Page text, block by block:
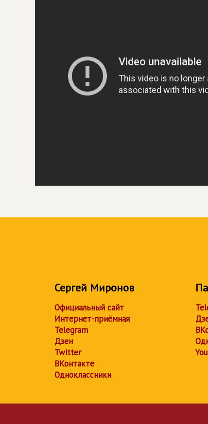
Сергей Миронов
Официальный сайт
Интернет-приёмная
Telegram
Дзен
Twitter
ВКонтакте
Одноклассники